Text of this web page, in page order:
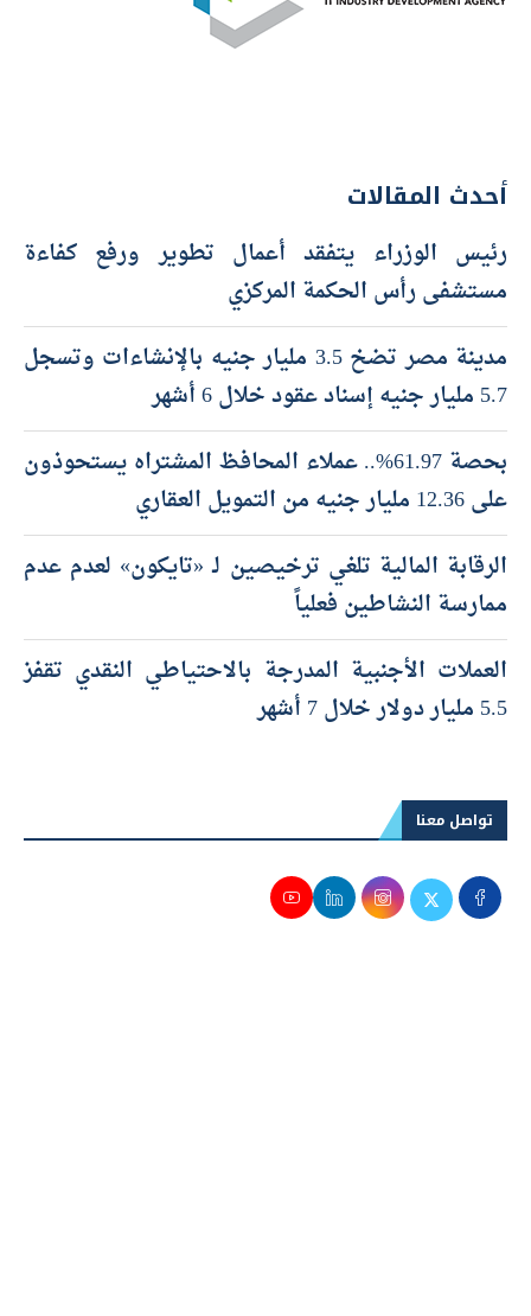
أحدث المقالات
رئيس الوزراء يتفقد أعمال تطوير ورفع كفاءة
مستشفى رأس الحكمة المركزي
مدينة مصر تضخ 3.5 مليار جنيه بالإنشاءات وتسجل
5.7 مليار جنيه إسناد عقود خلال 6 أشهر
بحصة 61.97%.. عملاء المحافظ المشتراه يستحوذون
على 12.36 مليار جنيه من التمويل العقاري
الرقابة المالية تلغي ترخيصين لـ «تايكون» لعدم عدم
ممارسة النشاطين فعلياً
العملات الأجنبية المدرجة بالاحتياطي النقدي تقفز
5.5 مليار دولار خلال 7 أشهر
تواصل معنا